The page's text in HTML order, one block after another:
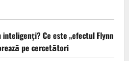
inteligenți? Ce este „efectul Flynn
pe cercetători